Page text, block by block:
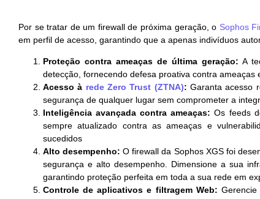
Por se tratar de um firewall de próxima geração, o Sophos
em perfil de acesso, garantindo que a apenas indivíduos
Proteção contra ameaças de última geração: A
detecção, fornecendo defesa proativa contra ameaças
Acesso à rede Zero Trust (ZTNA):Garanta acesso
segurança de qualquer lugar sem comprometer a
Inteligência avançada contra ameaças: Os feeds
sempre atualizado contra as ameaças e
sucedidos
Alto desempenho:O firewall da Sophos XGS foi
segurança e alto desempenho. Dimensione a sua
garantindo proteção perfeita em toda a sua rede em
Controle de aplicativos e filtragem Web: